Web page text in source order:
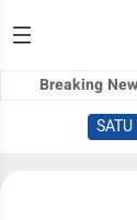
Breaking